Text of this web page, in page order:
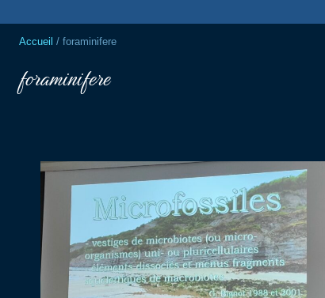
Accueil / foraminifere
foraminifere